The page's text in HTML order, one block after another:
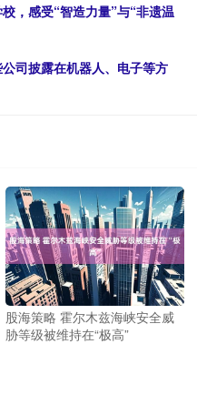
，感受“智造力量”与“非遗温
司披露在机器人、电子等方
股海策略 霍尔木兹海峡安全威
胁等级被维持在“极高”